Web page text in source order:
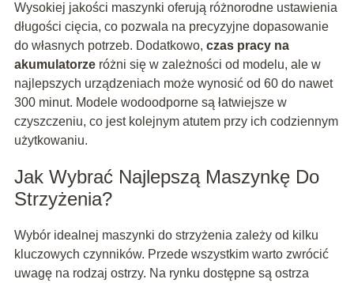
Wysokiej jakości maszynki oferują różnorodne ustawienia
długości cięcia, co pozwala na precyzyjne dopasowanie
do własnych potrzeb. Dodatkowo, czas pracy na
akumulatorzeróżni się w zależności od modelu, ale w
najlepszych urządzeniach może wynosić od 60 do nawet
300 minut. Modele wodoodporne są łatwiejsze w
czyszczeniu, co jest kolejnym atutem przy ich codziennym
użytkowaniu.
Jak Wybrać Najlepszą Maszynkę Do
Strzyżenia?
Wybór idealnej maszynki do strzyżenia zależy od kilku
kluczowych czynników. Przede wszystkim warto zwrócić
uwagę na rodzaj ostrzy. Na rynku dostępne są ostrza